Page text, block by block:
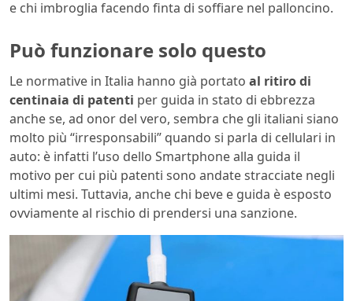
e chi imbroglia facendo finta di soffiare nel palloncino.
Può funzionare solo questo
Le normative in Italia hanno già portato al ritiro di
centinaia di patenti per guida in stato di ebbrezza
anche se, ad onor del vero, sembra che gli italiani siano
molto più “irresponsabili” quando si parla di cellulari in
auto: è infatti l’uso dello Smartphone alla guida il
motivo per cui più patenti sono andate stracciate negli
ultimi mesi. Tuttavia, anche chi beve e guida è esposto
ovviamente al rischio di prendersi una sanzione.